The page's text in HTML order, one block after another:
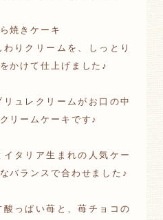
焼きケーキ
りクリームを、しっとり
かけて仕上げました♪
ュレクリームがお口の中
リームケーキです♪
タリア生まれの人気ケー
バランスで合わせました♪
っぱい苺と、苺チョコの